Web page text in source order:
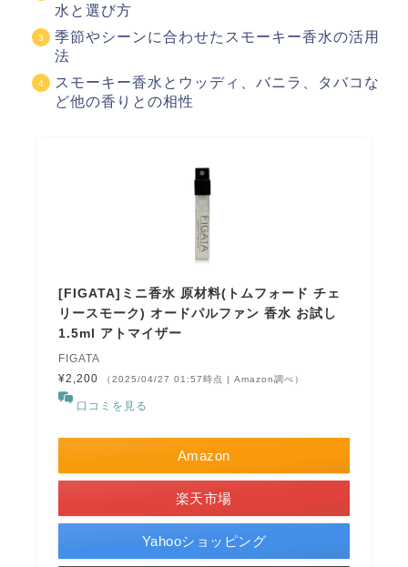
水と選び方
季節やシーンに合わせたスモーキー香水の活用
法
スモーキー香水とウッディ、バニラ、タバコな
ど他の香りとの相性
[FIGATA]ミニ香水 原材料(トムフォード チェ
リースモーク) オードパルファン 香水 お試し
1.5ml アトマイザー
FIGATA
¥2,200
（2025/04/27 01:57時点 | Amazon調べ）
口コミを見る
Amazon
楽天市場
Yahooショッピング